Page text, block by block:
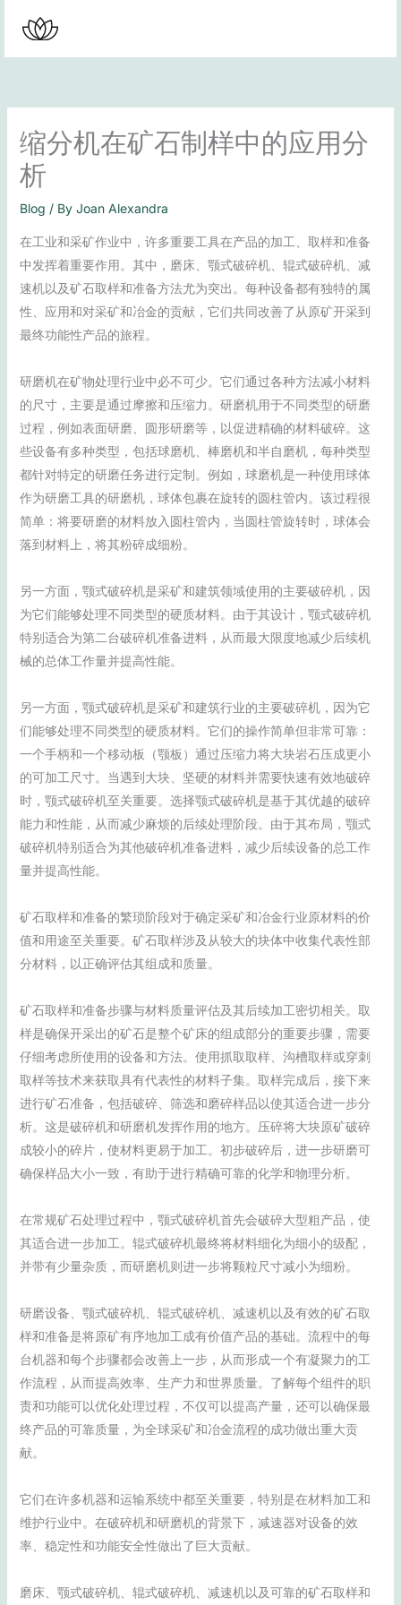
content
缩分机在矿石制样中的应用分
析
Blog / By Joan Alexandra
在工业和采矿作业中，许多重要工具在产品的加工、取样和准备
中发挥着重要作用。其中，磨床、颚式破碎机、辊式破碎机、减
速机以及矿石取样和准备方法尤为突出。每种设备都有独特的属
性、应用和对采矿和冶金的贡献，它们共同改善了从原矿开采到
最终功能性产品的旅程。
研磨机在矿物处理行业中必不可少。它们通过各种方法减小材料
的尺寸，主要是通过摩擦和压缩力。研磨机用于不同类型的研磨
过程，例如表面研磨、圆形研磨等，以促进精确的材料破碎。这
些设备有多种类型，包括球磨机、棒磨机和半自磨机，每种类型
都针对特定的研磨任务进行定制。例如，球磨机是一种使用球体
作为研磨工具的研磨机，球体包裹在旋转的圆柱管内。该过程很
简单：将要研磨的材料放入圆柱管内，当圆柱管旋转时，球体会
落到材料上，将其粉碎成细粉。
另一方面，颚式破碎机是采矿和建筑领域使用的主要破碎机，因
为它们能够处理不同类型的硬质材料。由于其设计，颚式破碎机
特别适合为第二台破碎机准备进料，从而最大限度地减少后续机
械的总体工作量并提高性能。
另一方面，颚式破碎机是采矿和建筑行业的主要破碎机，因为它
们能够处理不同类型的硬质材料。它们的操作简单但非常可靠：
一个手柄和一个移动板（颚板）通过压缩力将大块岩石压成更小
的可加工尺寸。当遇到大块、坚硬的材料并需要快速有效地破碎
时，颚式破碎机至关重要。选择颚式破碎机是基于其优越的破碎
能力和性能，从而减少麻烦的后续处理阶段。由于其布局，颚式
破碎机特别适合为其他破碎机准备进料，减少后续设备的总工作
量并提高性能。
矿石取样和准备的繁琐阶段对于确定采矿和冶金行业原材料的价
值和用途至关重要。矿石取样涉及从较大的块体中收集代表性部
分材料，以正确评估其组成和质量。
矿石取样和准备步骤与材料质量评估及其后续加工密切相关。取
样是确保开采出的矿石是整个矿床的组成部分的重要步骤，需要
仔细考虑所使用的设备和方法。使用抓取取样、沟槽取样或穿刺
取样等技术来获取具有代表性的材料子集。取样完成后，接下来
进行矿石准备，包括破碎、筛选和磨碎样品以使其适合进一步分
析。这是破碎机和研磨机发挥作用的地方。压碎将大块原矿破碎
成较小的碎片，使材料更易于加工。初步破碎后，进一步研磨可
确保样品大小一致，有助于进行精确可靠的化学和物理分析。
在常规矿石处理过程中，颚式破碎机首先会破碎大型粗产品，使
其适合进一步加工。辊式破碎机最终将材料细化为细小的级配，
并带有少量杂质，而研磨机则进一步将颗粒尺寸减小为细粉。
研磨设备、颚式破碎机、辊式破碎机、减速机以及有效的矿石取
样和准备是将原矿有序地加工成有价值产品的基础。流程中的每
台机器和每个步骤都会改善上一步，从而形成一个有凝聚力的工
作流程，从而提高效率、生产力和世界质量。了解每个组件的职
责和功能可以优化处理过程，不仅可以提高产量，还可以确保最
终产品的可靠质量，为全球采矿和冶金流程的成功做出重大贡
献。
它们在许多机器和运输系统中都至关重要，特别是在材料加工和
维护行业中。在破碎机和研磨机的背景下，减速器对设备的效
率、稳定性和功能安全性做出了巨大贡献。
磨床、颚式破碎机、辊式破碎机、减速机以及可靠的矿石取样和